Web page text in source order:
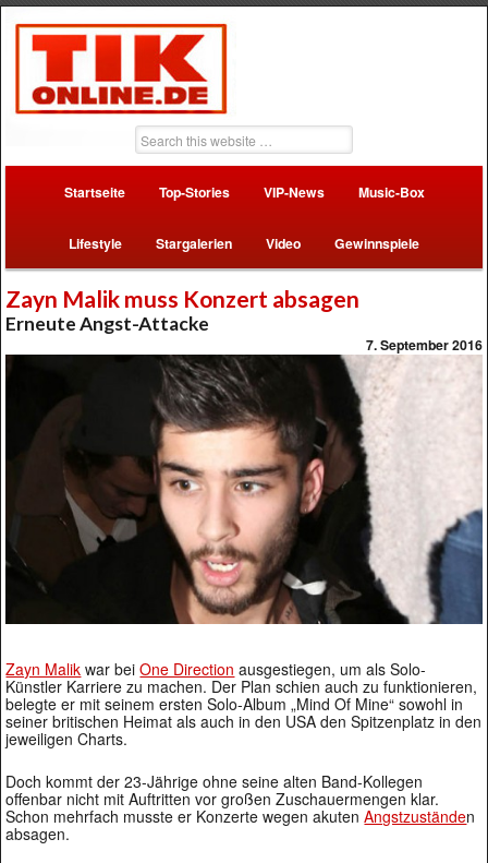
Startseite Top-Stories VIP-News Music-Box
Lifestyle Stargalerien Video Gewinnspiele
Zayn Malik muss Konzert absagen
Erneute Angst-Attacke
7. September 2016
Zayn Malik war beiOne Direction ausgestiegen, um als Solo-
Künstler Karriere zu machen. Der Plan schien auch zu funktionieren,
belegte er mit seinem ersten Solo-Album „Mind Of Mine“ sowohl in
seiner britischen Heimat als auch in den USA den Spitzenplatz in den
jeweiligen Charts.
Doch kommt der 23-Jährige ohne seine alten Band-Kollegen
offenbar nicht mit Auftritten vor großen Zuschauermengen klar.
Schon mehrfach musste er Konzerte wegen akutenAngstzuständen
absagen.